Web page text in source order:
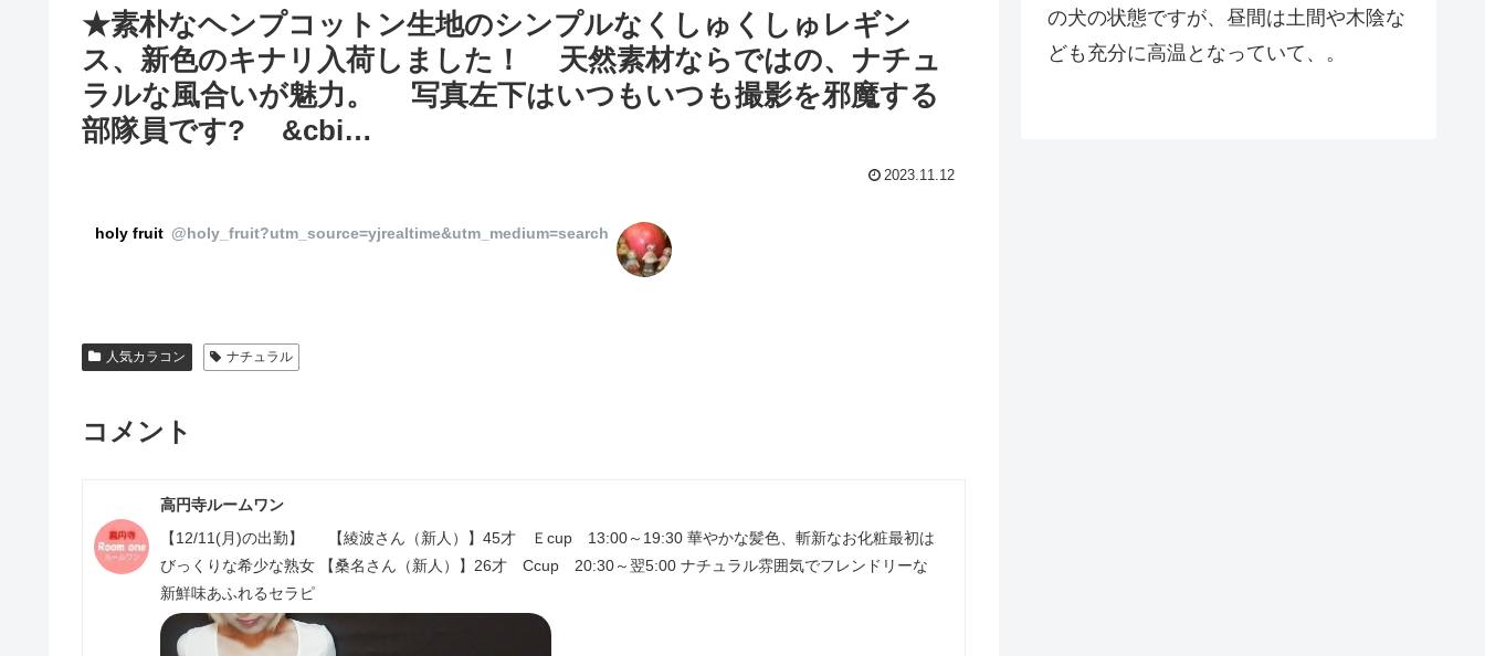
★素朴なヘンプコットン生地のシンプルなくしゅくしゅレギン
ス、新色のキナリ入荷しました！ 天然素材ならではの、ナチュ
ラルな風合いが魅力。 写真左下はいつもいつも撮影を邪魔する
部隊員です? &cbi…
2023.11.12
holy fruit @holy_fruit?utm_source=yjrealtime&utm_medium=search
人気カラコン ナチュラル
コメント
高円寺ルームワン
【12/11(月)の出勤】 【綾波さん（新人）】45才 Ｅcup 13:00～19:30 華やかな髪色、斬新なお化粧最初は
びっくりな希少な熟女 【桑名さん（新人）】26才 Ccup 20:30～翌5:00 ナチュラル雰囲気でフレンドリーな
新鮮味あふれるセラピ
の犬の状態ですが、昼間は土間や木陰な
ども充分に高温となっていて、。